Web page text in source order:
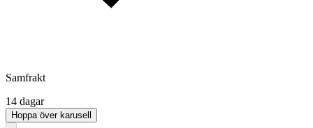
Samfrakt
14 dagar
Hoppa över karusell